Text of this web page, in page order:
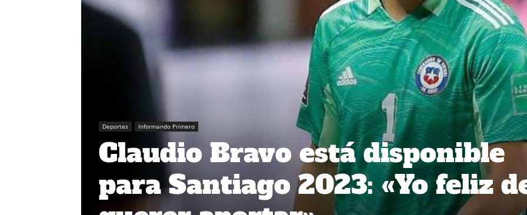
Deportes Informando Primero
Claudio Bravo está disponible
para Santiago 2023: «Yo feliz